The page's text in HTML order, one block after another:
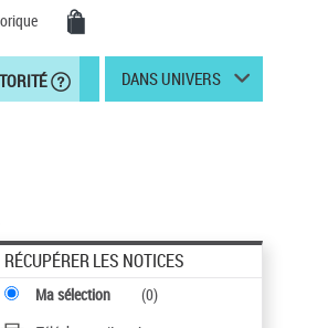
DANS UNIVERS
RÉCUPÉRER LES NOTICES
Ma sélection (0)